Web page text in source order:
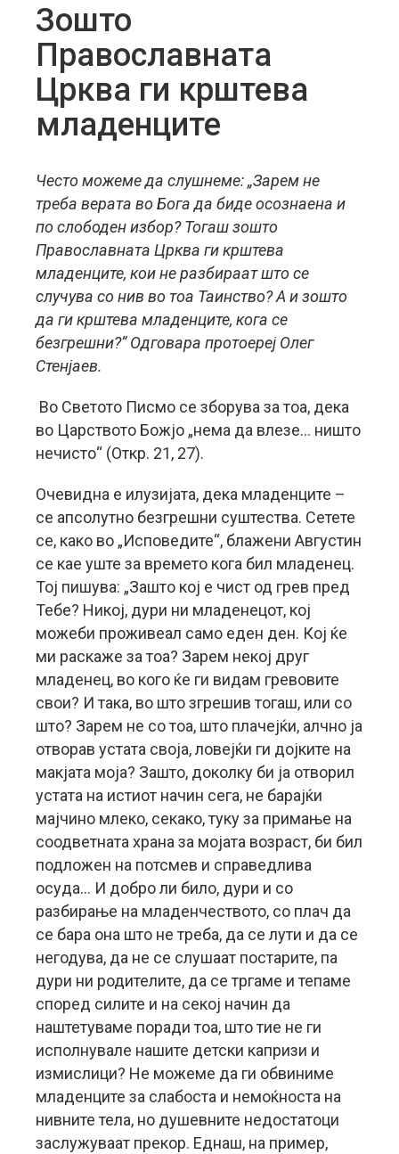
Зошто
Православната
Црква ги крштева
младенците
Често можеме да слушнеме: „Зарем не
треба верата во Бога да биде осознаена и
по слободен избор? Тогаш зошто
Православната Црква ги крштева
младенците, кои не разбираат што се
случува со нив во тоа Таинство? А и зошто
да ги крштева младенците, кога се
безгрешни?“ Одговара протоереј Олег
Стенјаев.
Во Светото Писмо се зборува за тоа, дека
во Царството Божјо „нема да влезе… ништо
нечисто“ (Откр. 21, 27).
Очевидна е илузијата, дека младенците –
се апсолутно безгрешни суштества. Сетете
се, како во „Исповедите“, блажени Августин
се кае уште за времето кога бил младенец.
Тој пишува: „Зашто кој е чист од грев пред
Тебе? Никој, дури ни младенецот, кој
можеби проживеал само еден ден. Кој ќе
ми раскаже за тоа? Зарем некој друг
младенец, во кого ќе ги видам гревовите
свои? И така, во што згрешив тогаш, или со
што? Зарем не со тоа, што плачејќи, алчно ја
отворав устата своја, ловејќи ги дојките на
макјата моја? Зашто, доколку би ја отворил
устата на истиот начин сега, не барајќи
мајчино млеко, секако, туку за примање на
соодветната храна за мојата возраст, би бил
подложен на потсмев и справедлива
осуда… И добро ли било, дури и со
разбирање на младенчеството, со плач да
се бара она што не треба, да се лути и да се
негодува, да не се слушаат постарите, па
дури ни родителите, да се тргаме и тепаме
според силите и на секој начин да
наштетуваме поради тоа, што тие не ги
исполнувале нашите детски капризи и
измислици? Не можеме да ги обвиниме
младенците за слабоста и немоќноста на
нивните тела, но душевните недостатоци
заслужуваат прекор. Еднаш, на пример,